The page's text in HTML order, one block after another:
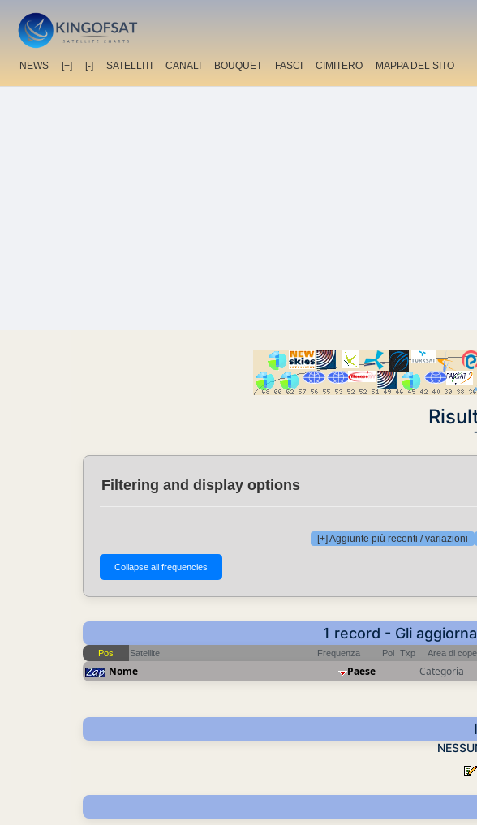
NEWS [+] [-] SATELLITI CANALI BOUQUET FASCI CIMITERO MAPPA DEL SITO
Filtering and display options
[+] Aggiunte più recenti / variazioni
1 record - Gli
Pos Satellite Frequenza Pol Txp Area di
Nome Paese Categoria